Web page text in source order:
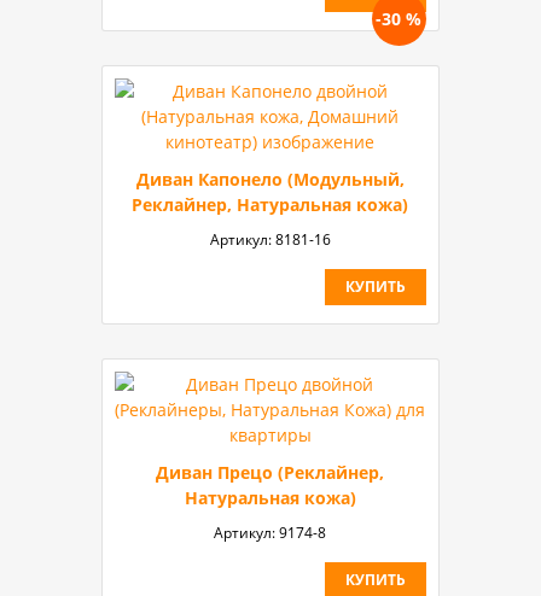
-30 %
Диван Капонело (Модульный,
Реклайнер, Натуральная кожа)
Артикул:8181-16
КУПИТЬ
Диван Прецо (Реклайнер,
Натуральная кожа)
Артикул:9174-8
КУПИТЬ